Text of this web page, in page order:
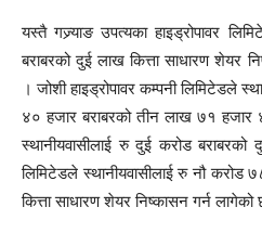
यस्तै गज्र्याङ उपत्यका हाइड्रोपावर
बराबरको दुई लाख कित्ता साधारण शेयर
। जोशी हाइड्रोपावर कम्पनी लिमिटेडले
४० हजार बराबरको तीन लाख ७१ हजार
स्थानीयवासीलाई रु दुई करोड
लिमिटेडले स्थानीयवासीलाई रु नौ करोड
कित्ता साधारण शेयर निष्कासन गर्न लागेको